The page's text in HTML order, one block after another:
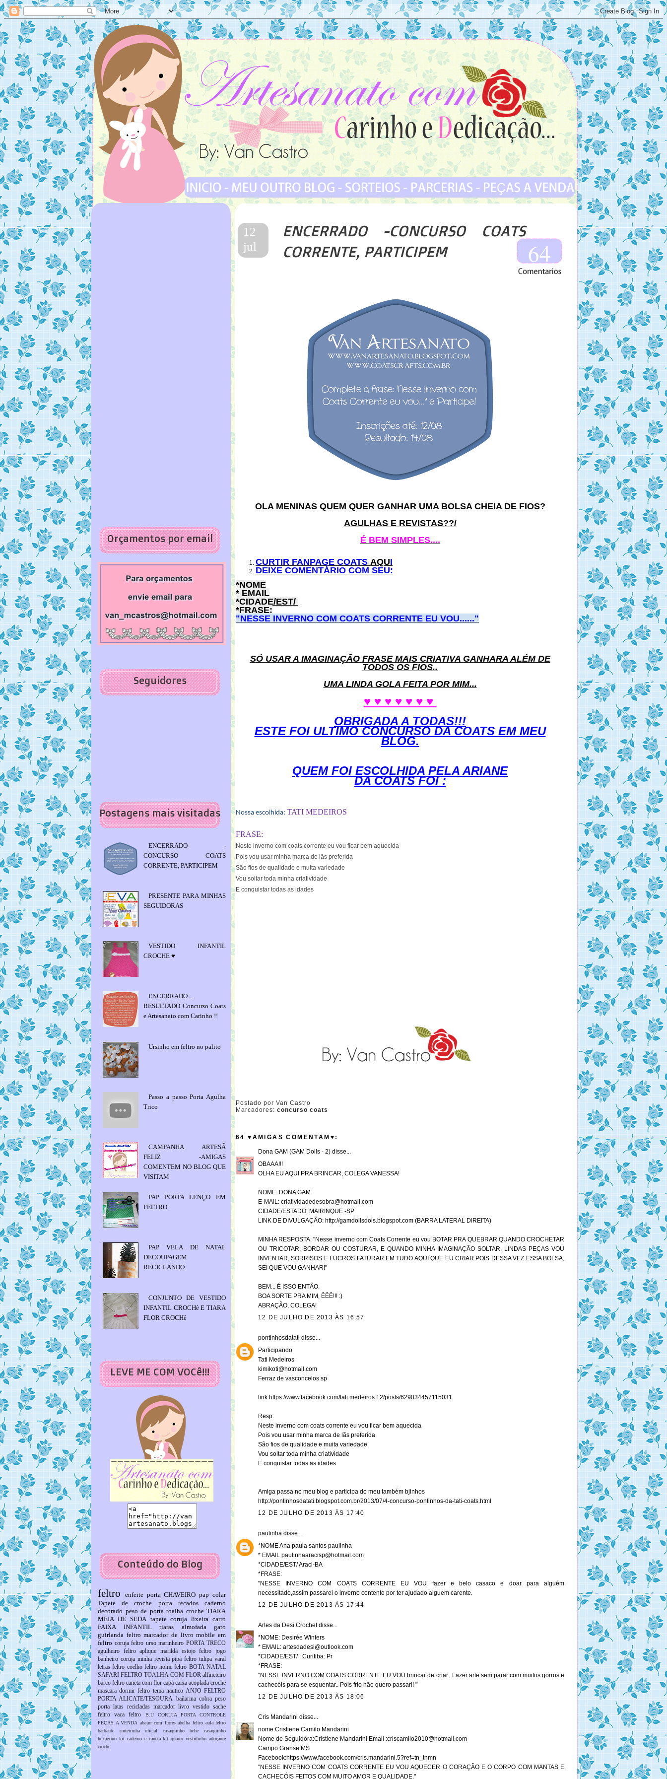
12
jul
ENCERRADO -CONCURSO COATS
CORRENTE, PARTICIPEM
64
OLA MENINAS QUEM QUER GANHAR UMA BOLSA CHEIA DE FIOS?
AGULHAS E REVISTAS??/
É BEM SIMPLES....
CURTIR FANPAGE COATS AQUI
DEIXE COMENTÁRIO COM SEU:
*NOME
* EMAIL
*CIDADE/EST/
*FRASE:
"NESSE INVERNO COM COATS CORRENTE EU VOU......"
SÓ USAR A IMAGINAÇÃO FRASE MAIS CRIATIVA GANHARA ALÉM DE
TODOS OS FIOS..
UMA LINDA GOLA FEITA POR MIM...
♥ ♥ ♥ ♥ ♥ ♥ ♥
OBRIGADA A TODAS!!!
ESTE FOI ULTIMO CONCURSO DA COATS EM MEU
BLOG.
QUEM FOI ESCOLHIDA PELA ARIANE
DA COATS FOI :
Nossa escolhida: TATI MEDEIROS
FRASE:
Neste inverno com coats corrente eu vou ficar bem aquecida
Pois vou usar minha marca de lãs preferida
São fios de qualidade e muita variedade
Vou soltar toda minha criatividade
E conquistar todas as idades
Postado por Van Castro
Marcadores: concurso coats
64 ♥AMIGAS COMENTAM♥:
Dona GAM (GAM Dolls - 2) disse...
OBAAA!!!
OLHA EU AQUI PRA BRINCAR, COLEGA VANESSA!
NOME: DONA GAM
E-MAIL: criatividadedesobra@hotmail.com
CIDADE/ESTADO: MAIRINQUE -SP
LINK DE DIVULGAÇÃO: http://gamdollsdois.blogspot.com (BARRA LATERAL DIREITA)
MINHA RESPOSTA: "Nesse inverno com Coats Corrente eu vou BOTAR PRA QUEBRAR QUANDO CROCHETAR
OU TRICOTAR, BORDAR OU COSTURAR, E QUANDO MINHA IMAGINAÇÃO SOLTAR, LINDAS PEÇAS VOU
INVENTAR, SORRISOS E LUCROS FATURAR EM TUDO AQUI QUE EU CRIAR POIS DESSA VEZ ESSA BOLSA,
SEI QUE VOU GANHAR!"
BEM... É ISSO ENTÃO.
BOA SORTE PRA MIM, ÊÊÊ!!! :)
ABRAÇÃO, COLEGA!
12 DE JULHO DE 2013 ÀS 16:57
pontinhosdatati disse...
Participando
Tati Medeiros
kimikoti@hotmail.com
Ferraz de vasconcelos sp
link https://www.facebook.com/tati.medeiros.12/posts/629034457115031
Resp:
Neste inverno com coats corrente eu vou ficar bem aquecida
Pois vou usar minha marca de lãs preferida
São fios de qualidade e muita variedade
Vou soltar toda minha criatividade
E conquistar todas as idades
Amiga passa no meu blog e participa do meu também bjinhos
http://pontinhosdatati.blogspot.com.br/2013/07/4-concurso-pontinhos-da-tati-coats.html
12 DE JULHO DE 2013 ÀS 17:40
paulinha disse...
*NOME Ana paula santos paulinha
* EMAIL paulinhaaracisp@hotmail.com
*CIDADE/EST/ Araci-BA
*FRASE:
"NESSE INVERNO COM COATS CORRENTE EU VOU fazer e belo casaco e doar para alguém
necessitado,assim passarei o inverno contente por ter ajudado alguem carente.
12 DE JULHO DE 2013 ÀS 17:44
Artes da Desi Crochetdisse...
*NOME: Desirée Winters
* EMAIL: artesdadesi@outlook.com
*CIDADE/EST/ : Curitiba: Pr
*FRASE:
"NESSE INVERNO COM COATS CORRENTE EU VOU brincar de criar.. Fazer arte sem parar com muitos gorros e
cachecóis para se esquentar.. Pois frio não quero passar!! "
12 DE JULHO DE 2013 ÀS 18:06
Cris Mandarini disse...
nome:Cristiene Camilo Mandarini
Nome de Seguidora:Cristiene Mandarini Email :criscamilo2010@hotmail.com
Campo Granse MS
Facebook:https://www.facebook.com/cris.mandarini.5?ref=tn_tnmn
"NESSE INVERNO COM COATS CORRENTE EU VOU AQUECER O CORAÇÃO E O CORPO COM MANTAS E
CACHECÓIS FEITOS COM MUITO AMOR E QUALIDADE."
Orçamentos por email
Seguidores
Postagens mais visitadas
ENCERRADO -
CONCURSO COATS
CORRENTE, PARTICIPEM
PRESENTE PARA MINHAS
SEGUIDORAS
VESTIDO INFANTIL
CROCHE ♥
ENCERRADO...
RESULTADO Concurso Coats
e Artesanato com Carinho !!
Ursinho em feltro no palito
Passo a passo Porta Agulha
Trico
CAMPANHA ARTESÃ
FELIZ -AMIGAS
COMENTEM NO BLOG QUE
VISITAM
PAP PORTA LENÇO EM
FELTRO
PAP VELA DE NATAL
DECOUPAGEM
RECICLANDO
CONJUNTO DE VESTIDO
INFANTIL CROCHê E TIARA
FLOR CROCHê
LEVE ME COM VOCê!!!
Conteúdo do Blog
feltro enfeite porta CHAVEIRO pap colar
Tapete de croche
porta recados
caderno
decorado peso de porta toalha croche TIARA
MEIA DE SEDA tapete coruja
lixeira carro
FAIXA INFANTIL
tiaras
almofada gato
guirlanda feltro marcador de livro mobile em
feltro coruja feltro urso marinheiro PORTA TRECO
agulheiro feltro aplique marilda estojo feltro
jogo
banheiro coruja minha revista pipa feltro tulipa varal
letras feltro coelho feltro nome feltro BOTA NATAL
SAFARI FELTRO TOALHA COM FLOR alfineteiro
barco feltro caneta com flor capa caixa acoplada croche
mascara dormir feltro tema nautico ANJO FELTRO
PORTA ALICATE/TESOURA bailarina cobra peso
porta latas recicladas marcador livro vestido sache
feltro
vaca feltro B.U
CORUJA PORTA CONTROLE
PEÇAS A VENDA abajur com flores abelha feltro aula feltro
barbante
carteirinha oficial casaquinho bebe
casaquinho
hexagono kit caderno e caneta kit quarto vestidinho adoçante
croche